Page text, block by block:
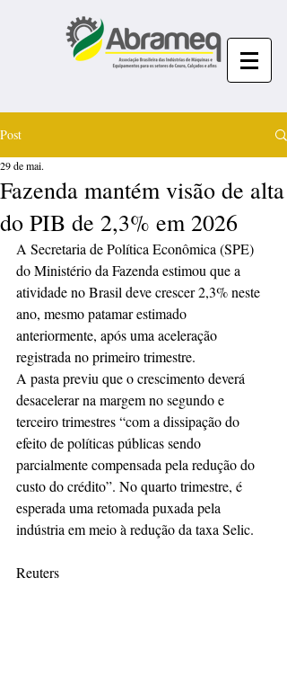
Post
Fazenda mantém visão de alta
do PIB de 2,3% em 2026
29 de mai.
A Secretaria ⁠de Política Econômica (SPE)
do Ministério da Fazenda estimou que a
atividade no Brasil deve crescer 2,3% neste
ano, mesmo patamar estimado
anteriormente, após uma ⁠aceleração
registrada no primeiro ⁠trimestre.
A pasta previu que o crescimento deverá
desacelerar na margem no segundo e
terceiro trimestres “com a dissipação do
efeito de políticas públicas sendo
parcialmente compensada pela redução do
custo do crédito”. No quarto trimestre, é
esperada uma retomada puxada pela
indústria em meio à redução da taxa Selic.
Reuters